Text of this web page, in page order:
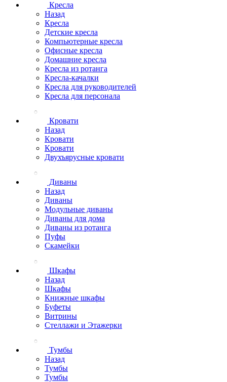
Кресла
Назад
Кресла
Детские кресла
Компьютерные кресла
Офисные кресла
Домашние кресла
Кресла из ротанга
Кресла-качалки
Кресла для руководителей
Кресла для персонала
Кровати
Назад
Кровати
Кровати
Двухъярусные кровати
Диваны
Назад
Диваны
Модульные диваны
Диваны для дома
Диваны из ротанга
Пуфы
Скамейки
Шкафы
Назад
Шкафы
Книжные шкафы
Буфеты
Витрины
Стеллажи и Этажерки
Тумбы
Назад
Тумбы
Тумбы